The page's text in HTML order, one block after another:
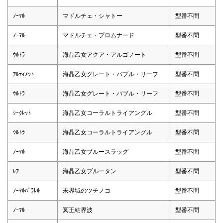
ﾉｰﾏﾙ マドルチェ・シャトー 型番不問
ﾉｰﾏﾙ マドルチェ・プロムナード 型番不問
ｳﾙﾄﾗ 海晶乙女アクア・アルゴノート 型番不問
ｱﾙﾃｨﾒｯﾄ 海晶乙女グレート・バブル・リーフ 型番不問
ｳﾙﾄﾗ 海晶乙女グレート・バブル・リーフ 型番不問
ｼｰｸﾚｯﾄ 海晶乙女コーラルトライアングル 型番不問
ｳﾙﾄﾗ 海晶乙女コーラルトライアングル 型番不問
ﾉｰﾏﾙ 海晶乙女ブルースラッグ 型番不問
ﾚｱ 海晶乙女ブルータン 型番不問
ﾉｰﾏﾙﾊﾟﾗﾚﾙ 未界域のツチノコ 型番不問
ﾉｰﾏﾙ 冥王結界波 型番不問